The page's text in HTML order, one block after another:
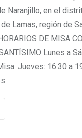
Naranjillo, en el
Lamas, región de
DE MISA
Lunes a
Jueves: 16:30 a